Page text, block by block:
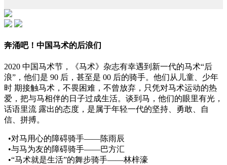
奔涌吧！中国马术的后浪们
2020 中国马术节，《马术》杂志有幸遇到新一代的马术“后
浪”，他们是 90 后，甚至是 00 后的骑手。他们从儿童、少年
时 期接触马术，不畏困难，不曾放弃，只凭对马术运动的热
爱，把与马相伴的日子过成生活。谈到马，他们的眼里有光，
话语里流 露出的态度，是属于年轻一代的坚持、勇敢、自
信、拼搏。
•对马用心的障碍骑手——陈雨辰
•与马为友的障碍骑手——巴方汇
•“马术就是生活”的舞步骑手——林梓濠